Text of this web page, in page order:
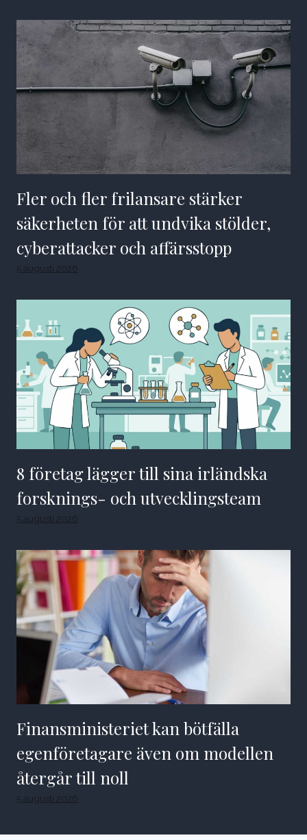
Fler och fler frilansare stärker
säkerheten för att undvika stölder,
cyberattacker och affärsstopp
5 augusti 2026
8 företag lägger till sina irländska
forsknings- och utvecklingsteam
5 augusti 2026
Finansministeriet kan bötfälla
egenföretagare även om modellen
återgår till noll
5 augusti 2026